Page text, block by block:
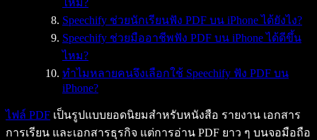
ไหม?
Speechify ช่วยนักเรียนฟัง PDF บน iPhone ได้ยังไง?
Speechify ช่วยมืออาชีพฟัง PDF บน iPhone ได้ดีขึ้น
ไหม?
ทำไมหลายคนจึงเลือกใช้ Speechify ฟัง PDF บน
iPhone?
ไฟล์ PDF เป็นรูปแบบยอดนิยมสำหรับหนังสือ รายงาน เอกสาร
การเรียน และเอกสารธุรกิจ แต่การอ่าน PDF ยาว ๆ บนจอมือถือ